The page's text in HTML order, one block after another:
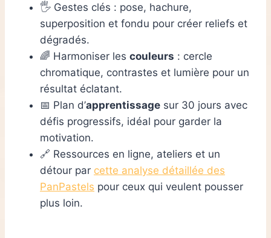
🖐️ Gestes clés : pose, hachure,
superposition et fondu pour créer reliefs et
dégradés.
🌈 Harmoniser les couleurs : cercle
chromatique, contrastes et lumière pour un
résultat éclatant.
📅 Plan d’apprentissage sur 30 jours avec
défis progressifs, idéal pour garder la
motivation.
🔗 Ressources en ligne, ateliers et un
détour par cette analyse détaillée des
PanPastels pour ceux qui veulent pousser
plus loin.